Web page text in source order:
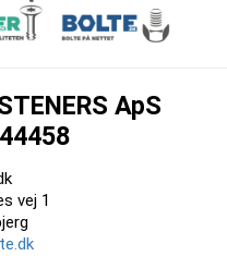
ApS
vej 1